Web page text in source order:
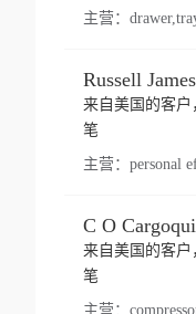
主营：
来自美国的客
笔
主营：
C O
来自美国的客
笔
主营：